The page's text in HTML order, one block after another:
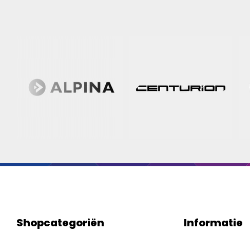
Shopcategoriën Informatie